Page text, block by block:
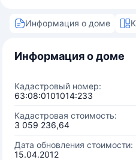
Информация о доме
Информация о доме
Кадастровый номер:
63:08:0101014:233
Кадастровая стоимость:
3 059 236,64
Дата обновления стоимости:
15.04.2012